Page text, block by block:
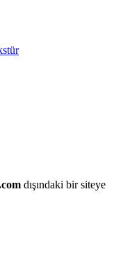
dışındaki bir siteye